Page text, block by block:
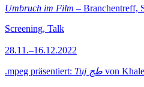
Umbruch im Film – Branchentreff,
Screening, Talk
28.11.–16.12.2022
.mpeg präsentiert: Tuj طج von